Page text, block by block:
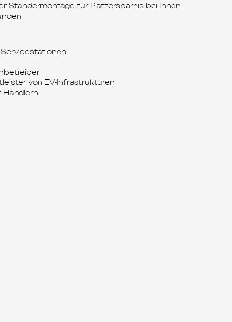
Ständermontage zur Platzersparnis bei Innen-
Servicestationen
von EV-Infrastrukturen
Händlern